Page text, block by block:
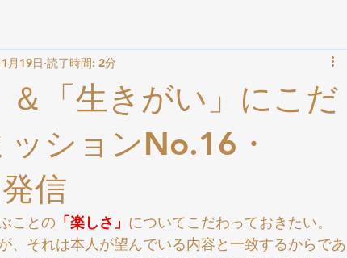
＆「生きがい」にこだ
ッションNo.16・
信
月19日 読了時間: 2分
ことの 「楽しさ」 についてこだわっておきたい。
、それは本人が望んでいる内容と一致するからであ